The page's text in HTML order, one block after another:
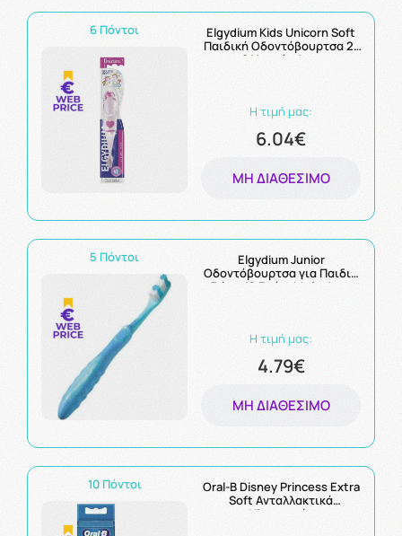
6 Πόντοι
Elgydium Kids Unicorn Soft
Παιδική Οδοντόβουρτσα 2-
6 Χρονών 1τμχ
Η τιμή μας:
6.04€
ΜΗ ΔΙΑΘΈΣΙΜΟ
5 Πόντοι
Elgydium Junior
Οδοντόβουρτσα για Παιδιά
7 έως 12 Ετών, Μπλε 1τμχ
Η τιμή μας:
4.79€
ΜΗ ΔΙΑΘΈΣΙΜΟ
10 Πόντοι
Oral-B Disney Princess Extra
Soft Ανταλλακτικά
Ηλεκτρικής